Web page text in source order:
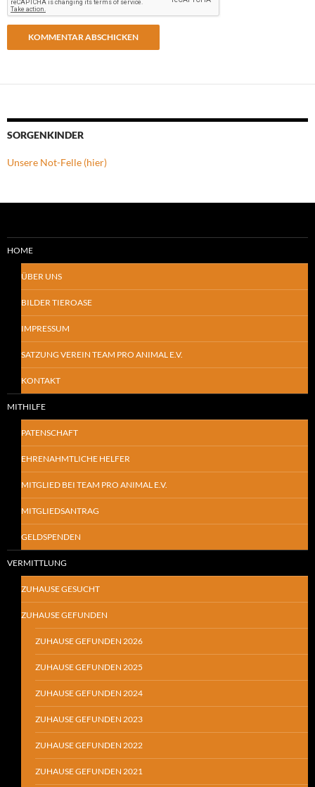
SORGENKINDER
Unsere Not-Felle (hier)
HOME
ÜBER UNS
BILDER TIEROASE
IMPRESSUM
SATZUNG VEREIN TEAM PRO ANIMAL E.V.
KONTAKT
MITHILFE
PATENSCHAFT
EHRENAHMTLICHE HELFER
MITGLIED BEI TEAM PRO ANIMAL E.V.
MITGLIEDSANTRAG
GELDSPENDEN
VERMITTLUNG
ZUHAUSE GESUCHT
ZUHAUSE GEFUNDEN
ZUHAUSE GEFUNDEN 2026
ZUHAUSE GEFUNDEN 2025
ZUHAUSE GEFUNDEN 2024
ZUHAUSE GEFUNDEN 2023
ZUHAUSE GEFUNDEN 2022
ZUHAUSE GEFUNDEN 2021